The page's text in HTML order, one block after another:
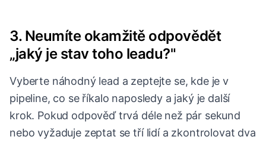
3. Neumíte okamžitě odpovědět
„jaký je stav toho leadu?"
Vyberte náhodný lead a zeptejte se, kde je v
pipeline, co se říkalo naposledy a jaký je další
krok. Pokud odpověď trvá déle než pár sekund
nebo vyžaduje zeptat se tří lidí a zkontrolovat dva